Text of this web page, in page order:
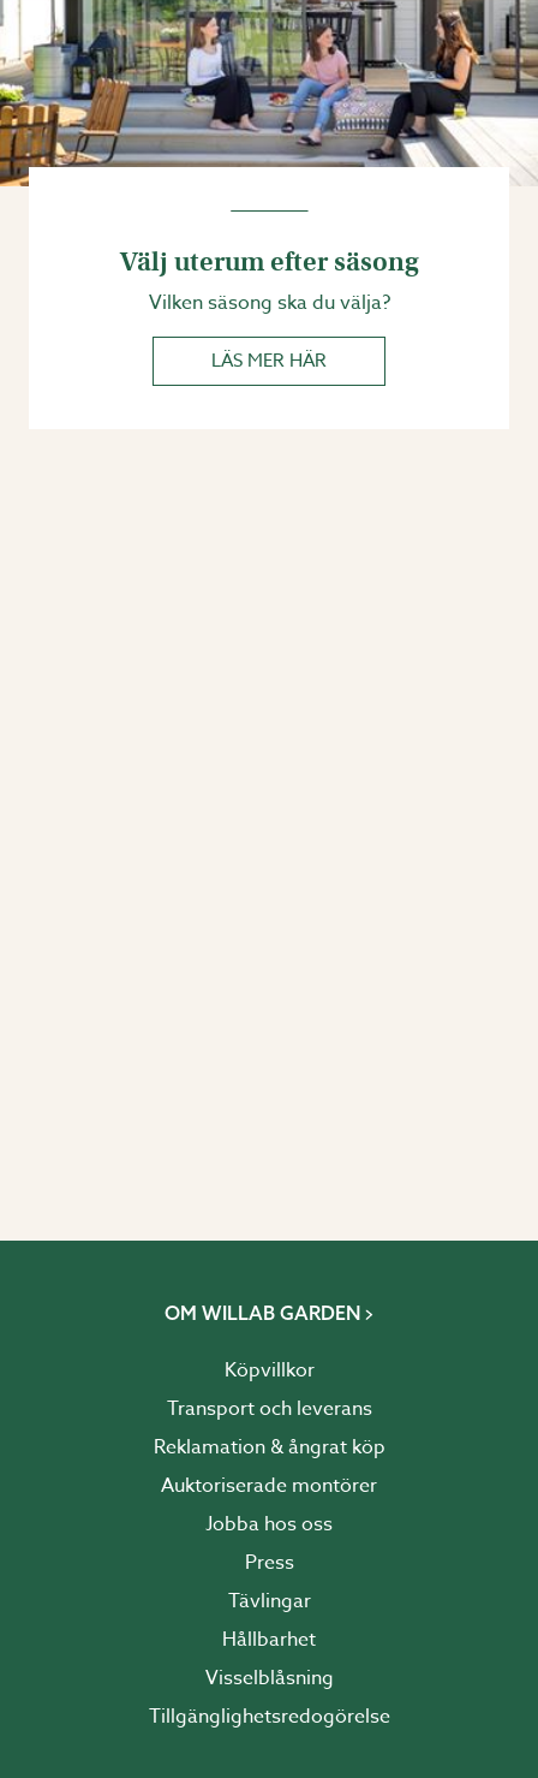
Välj uterum efter säsong
Vilken säsong ska du välja?
LÄS MER HÄR
OM WILLAB GARDEN
Köpvillkor
Transport och leverans
Reklamation & ångrat köp
Auktoriserade montörer
Jobba hos oss
Press
Tävlingar
Hållbarhet
Visselblåsning
Tillgänglighetsredogörelse